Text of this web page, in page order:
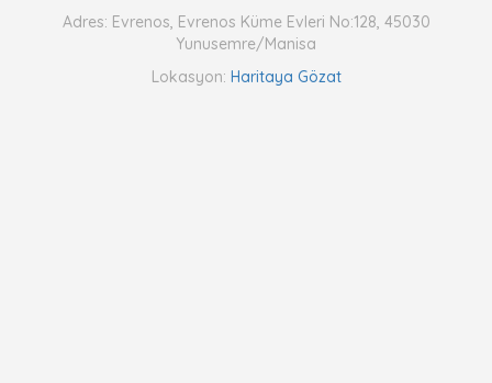
Adres: Evrenos, Evrenos Küme Evleri No:128, 45030
Yunusemre/Manisa
Lokasyon: Haritaya Gözat